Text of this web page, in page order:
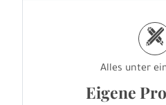
h
Alles unter
Eigene